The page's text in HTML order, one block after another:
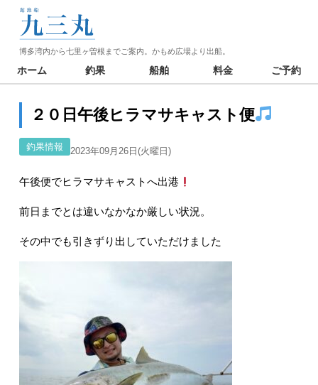
博多湾内から七里ヶ曽根までご案内。かもめ広場より出船。
ホーム 釣果 船舶 料金 ご予約
２０日午後ヒラマサキャスト便
釣果情報 2023年09月26日(火曜日)
午後便でヒラマサキャストへ出港
前日までとは違いなかなか厳しい状況。
その中でも引きずり出していただけました